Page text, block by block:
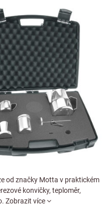
od značky Motta v praktickém
konvičky, teploměr,
Zobrazit více